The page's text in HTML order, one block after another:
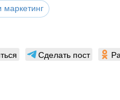
маркетинг
Сделать пост